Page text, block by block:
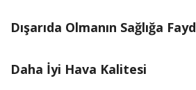
Dışarıda Olmanın Sağlığa
Daha İyi Hava Kalitesi